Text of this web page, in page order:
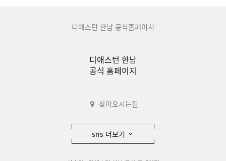
디애스턴 한남 공식홈페이지
디애스턴 한남
공식 홈페이지
찾아오시는길
sns 더보기